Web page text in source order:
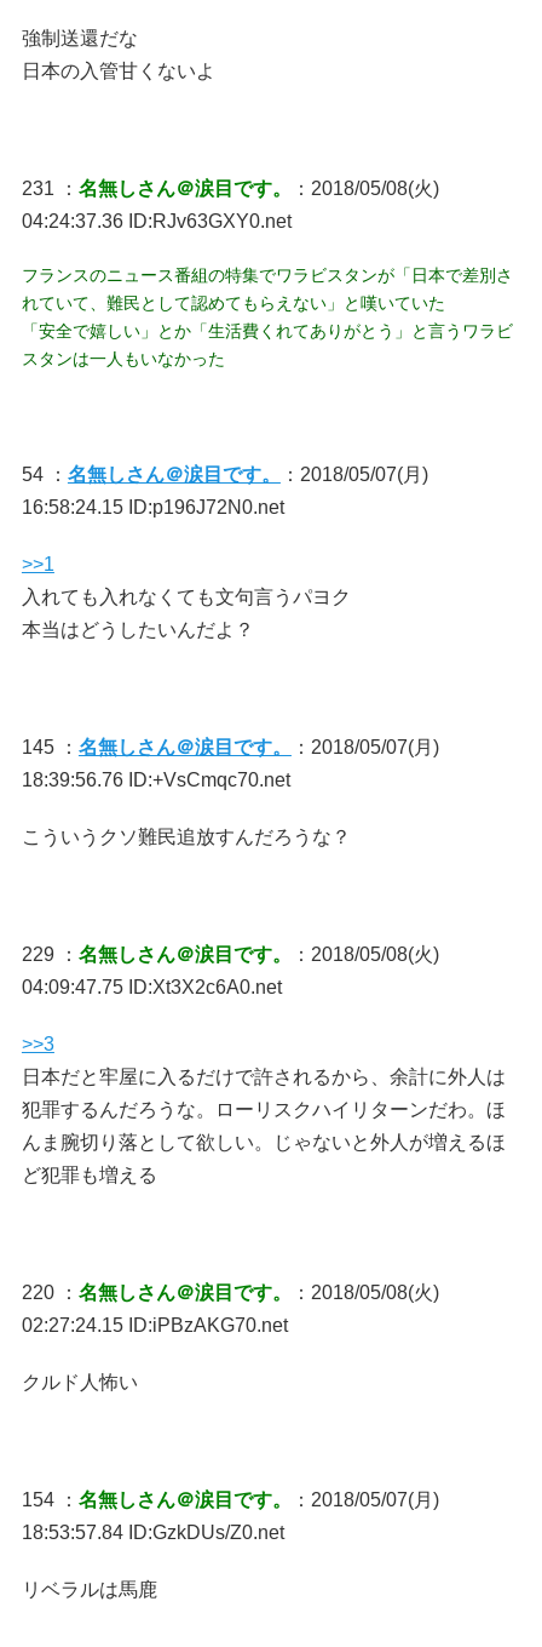
強制送還だな
日本の入管甘くないよ
231 ： 名無しさん＠涙目です。
：2018/05/08(火)
04:24:37.36 ID:RJv63GXY0.net
フランスのニュース番組の特集でワラビスタンが「日本で差別さ
れていて、難民として認めてもらえない」と嘆いていた
「安全で嬉しい」とか「生活費くれてありがとう」と言うワラビ
スタンは一人もいなかった
54 ： 名無しさん＠涙目です。
：2018/05/07(月)
16:58:24.15 ID:p196J72N0.net
>>1
入れても入れなくても文句言うパヨク
本当はどうしたいんだよ？
145 ： 名無しさん＠涙目です。
：2018/05/07(月)
18:39:56.76 ID:+VsCmqc70.net
こういうクソ難民追放すんだろうな？
229 ： 名無しさん＠涙目です。
：2018/05/08(火)
04:09:47.75 ID:Xt3X2c6A0.net
>>3
日本だと牢屋に入るだけで許されるから、余計に外人は
犯罪するんだろうな。ローリスクハイリターンだわ。ほ
んま腕切り落として欲しい。じゃないと外人が増えるほ
ど犯罪も増える
220 ： 名無しさん＠涙目です。
：2018/05/08(火)
02:27:24.15 ID:iPBzAKG70.net
クルド人怖い
154 ： 名無しさん＠涙目です。
：2018/05/07(月)
18:53:57.84 ID:GzkDUs/Z0.net
リベラルは馬鹿